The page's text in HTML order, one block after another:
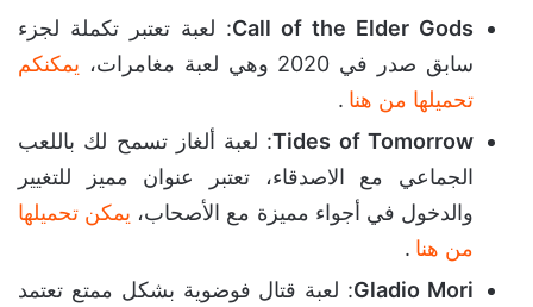
Call of the Elder Gods: لعبة تعتبر تكملة لجزء
سابق صدر في 2020 وهي لعبة مغامرات،
يمكنكم
تحميلها من هنا .
Tides of Tomorrow: لعبة ألغاز تسمح لك باللعب
الجماعي مع الاصدقاء، تعتبر عنوان مميز للتغيير
والدخول في أجواء مميزة مع الأصحاب، يمكن تحميلها
من هنا .
Gladio Mori: لعبة قتال فوضوية بشكل ممتع تعتمد